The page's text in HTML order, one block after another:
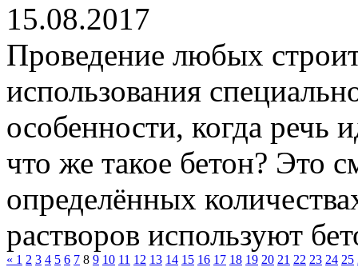
15.08.2017
Проведение любых
использования
особенности, когда речь
что же такое бетон? Это
определённых
растворов используют
« 1 2 3 4 5 6 7 8 9 10 11 12 13 14 15 16 17 18 19 20 21 22 23 24 25